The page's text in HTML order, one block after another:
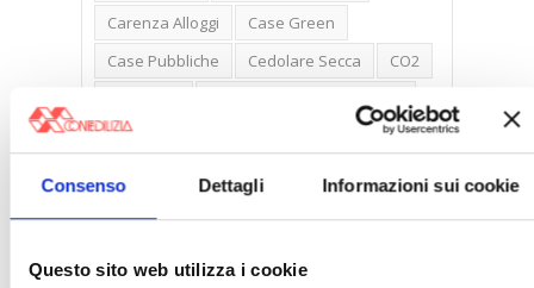
Consenso Dettagli Informazioni sui cookie
Questo sito web utilizza i cookie
Carenza Alloggi
Case Green
Case Pubbliche
Cedolare Secca
CO2
Condominio
Confedilizia.EU
Detrazioni Edilizie
Dirittiproprietà